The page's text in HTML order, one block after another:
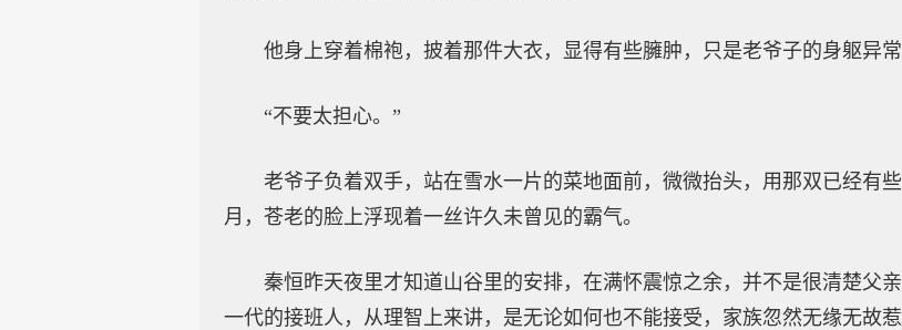
他身上穿着棉袍，披着那件大衣，显得有些臃肿，只是老爷子的身躯异
“不要太担心。”
老爷子负着双手，站在雪水一片的菜地面前，微微抬头，用那双已经有
月，苍老的脸上浮现着一丝许久未曾见的霸气。
秦恒昨天夜里才知道山谷里的安排，在满怀震惊之余，并不是很清楚父
一代的接班人，从理智上来讲，是无论如何也不能接受，家族忽然无缘无